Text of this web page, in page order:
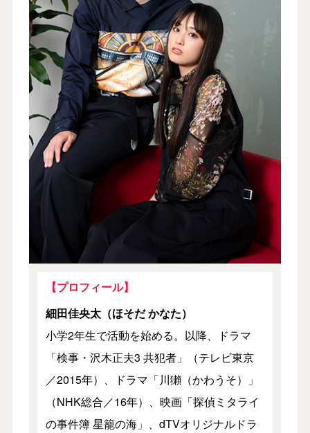
【プロフィール】
細田佳央太（ほそだ かなた）
小学2年生で活動を始める。以降、ドラマ
「検事・沢木正夫3 共犯者」（テレビ東京
／2015年）、ドラマ「川獺（かわうそ）」
（NHK総合／16年）、映画「探偵ミタライ
の事件簿 星籠の海」、dTVオリジナルドラ